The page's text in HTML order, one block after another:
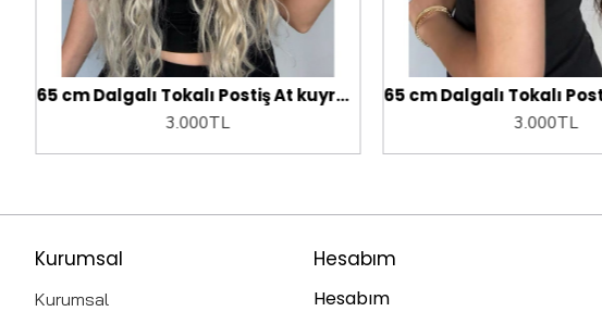
65 cm Dalgalı Tokalı Postiş At kuyruğu.
3.000TL 3.000TL
Kurumsal
Kurumsal
Hesabım
Hesabım